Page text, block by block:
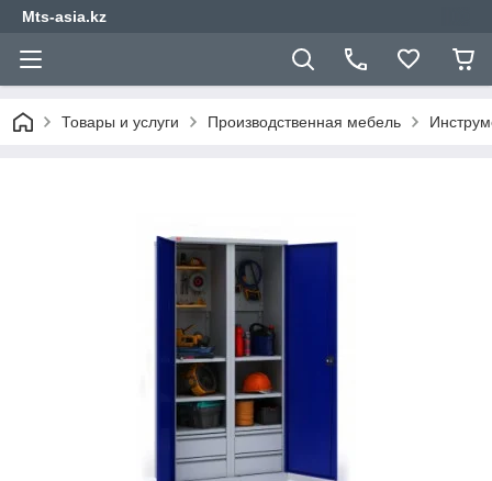
Mts-asia.kz
Товары и услуги Производственная мебель